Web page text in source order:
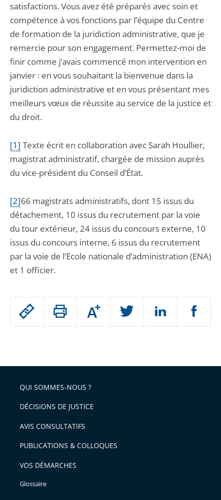
Passer
arriver
après
Augmenter
ou
l'article
pour
avant
satisfactions. Vous avez été préparés avec soin et
compétence à vos fonctions par l’équipe du Centre
de formation de la juridiction administrative, que je
remercie pour son engagement. Permettez-moi de
finir comme j’avais commencé mon intervention en
janvier : en vous souhaitant la bienvenue dans la
juridiction administrative et en vous présentant mes
meilleurs vœux de réussite au service de la justice et
du droit.
[1] Texte écrit en collaboration avec Sarah Houllier,
magistrat administratif, chargée de mission auprès
du vice-président du Conseil d’État.
[2]66 magistrats administratifs, dont 15 issus du
détachement, 10 issus du recrutement par la voie
du tour extérieur, 24 issus du concours externe, 10
issus du concours interne, 6 issus du recrutement
par la voie de l’Ecole nationale d’administration (ENA)
et 1 officier.
QUI SOMMES-NOUS ?
DÉCISIONS DE JUSTICE
AVIS CONSULTATIFS
PUBLICATIONS & COLLOQUES
VOS DÉMARCHES
Glossaire